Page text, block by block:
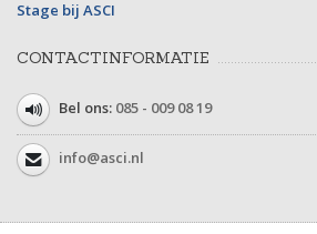
Stage bij ASCI
CONTACTINFORMATIE
Bel ons: 085 - 009 08 19
info@asci.nl